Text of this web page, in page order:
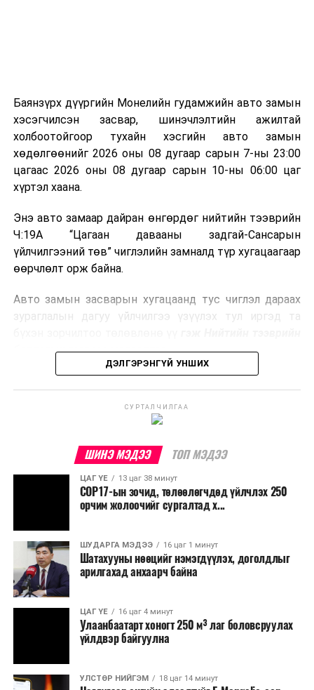
болон дулааны эрчим хүч үйлдвэрлэхэд ашиглаж
болдог. Зарим технологийн хувьд шаталтын дараа
үлдэх үнснээс фосфор зэрэг ашигт эрдсийг сэргээн
авах боломжтой аж.
Япон, Герман, Швейцар, Нидерланд, Өмнөд Солонгос
зэрэг улс лаг хатаах, шатаах технологийг ашиглаж
байна. Тухайлбал, Германд лаг шатаах үйлдвэрээс
гарсан үнснээс фосфор сэргээн авах технологи
ашигладаг бол Нидерландад төвлөрсөн лаг
боловсруулах үйлдвэрүүдээр дулаан, цахилгаан
Ийнхүү лаг хатаах, шатаах технологийг лагийн
улсад өргөн ашиглаж байна.
Баянзүрх дүүргийн Монелийн гудамжийн авто замын
хэсэгчилсэн засвар, шинэчлэлтийн ажилтай
холбоотойгоор тухайн хэсгийн авто замын
хөдөлгөөнийг 2026 оны 08 дугаар сарын 7-ны 23:00
цагаас 2026 оны 08 дугаар сарын 10-ны 06:00 цаг
хүртэл хаана.
Энэ авто замаар дайран өнгөрдөг нийтийн тээврийн
Ч:19А “Цагаан давааны задгай-Сансарын
үйлчилгээний төв” чиглэлийн замналд түр хугацаагаар
өөрчлөлт орж байна.
Авто замын засварын хугацаанд тус чиглэл дараах
зураглалын дагуу үйлчилгээ үзүүлэх тул иргэд та
бодлогын газраас мэдээллээ.
ДЭЛГЭРЭНГҮЙ УНШИХ
СУРТАЛЧИЛГАА
ШИНЭ МЭДЭЭ ТОП МЭДЭЭ
ЦАГ ҮЕ 13 цаг 38 минут
COP17-ын зочид, төлөөлөгчдөд үйлчлэх 250
орчим жолоочийг сургалтад х...
ШУДАРГА МЭДЭЭ 16 цаг 1 минут
Шатахууны нөөцийг нэмэгдүүлэх, доголдлыг
арилгахад анхаарч байна
ЦАГ ҮЕ 16 цаг 4 минут
Улаанбаатарт хоногт 250 м³ лаг боловсруулах
үйлдвэр байгуулна
УЛСТӨР НИЙГЭМ 18 цаг 14 минут